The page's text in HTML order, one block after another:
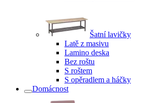
Šatní lavičky
Latě z masivu
Lamino deska
Bez roštu
S roštem
S opěradlem a háčky
Domácnost